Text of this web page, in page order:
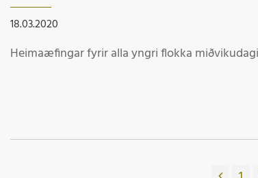
18.03.2020
Heimaæfingar fyrir alla yngri flokka